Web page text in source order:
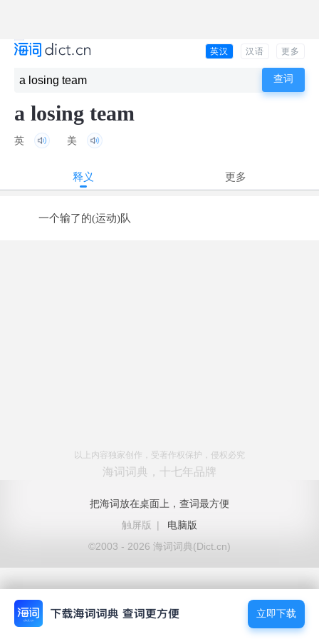
英汉 汉语 更多
a losing team
英 美
释义 更多
一个输了的(运动)队
以上内容独家创作，受著作权保护，侵权必究
海词词典，十七年品牌
把海词放在桌面上，查词最方便
触屏版
|
电脑版
©2003 - 2026 海词词典(Dict.cn)
立即下载
立即下载